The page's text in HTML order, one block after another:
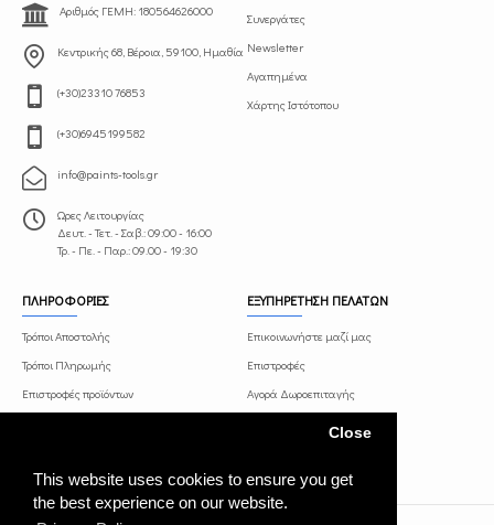
This website uses cookies to ensure you get
the best experience on our website.
Close
Αριθμός ΓΕΜΗ: 180564626000
Κεντρικής 68, Βέροια, 59100, Ημαθία
(+30)23310 76853
(+30)6945199582
info@paints-tools.gr
Ωρες Λειτουργίας
Δευτ. - Τετ. - Σαβ.: 09:00 - 16:00
Τρ. - Πε. - Παρ.: 09.00 - 19:30
Συνεργάτες
Newsletter
Αγαπημένα
Χάρτης Ιστότοπου
ΠΛΗΡΟΦΟΡΙΕΣ
Τρόποι Αποστολής
Τρόποι Πληρωμής
Επιστροφές προϊόντων
ΕΞΥΠΗΡΕΤΗΣΗ ΠΕΛΑΤΩΝ
Επικοινωνήστε μαζί μας
Επιστροφές
Αγορά Δωροεπιταγής